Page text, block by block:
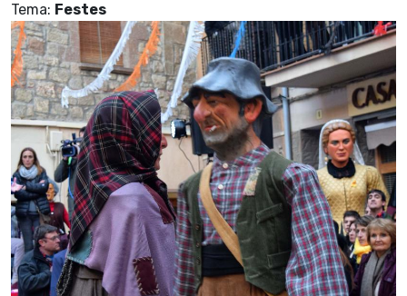
Tema: Festes